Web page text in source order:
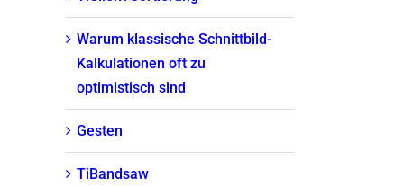
Warum klassische Schnittbild-
Kalkulationen oft zu
optimistisch sind
Gesten
TiBandsaw